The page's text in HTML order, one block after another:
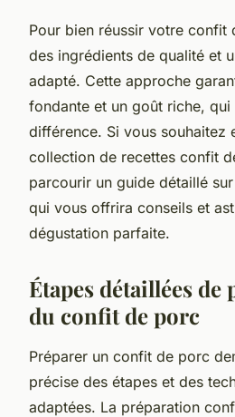
Pour bien réussir votre confit
des ingrédients de qualité et
adapté. Cette approche
fondante et un goût riche,
différence. Si vous souhaitez
collection de recettes confit
parcourir un guide détaillé
qui vous offrira conseils et
dégustation parfaite.
Étapes détaillées de
du confit de porc
Préparer un confit de porc
précise des étapes et des
adaptées. La préparation